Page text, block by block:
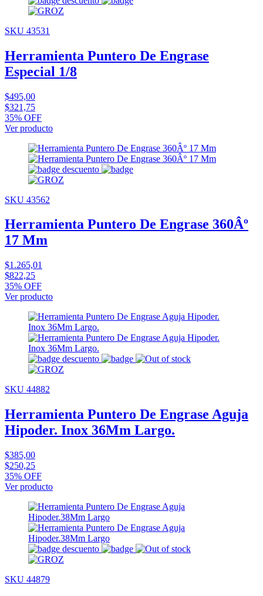
SKU 43531
Herramienta Puntero De Engrase
Especial 1/8
$495,00
$321,75
35% OFF
Ver producto
SKU 43562
Herramienta Puntero De Engrase 360Âº
17 Mm
$1.265,01
$822,25
35% OFF
Ver producto
SKU 44882
Herramienta Puntero De Engrase Aguja
Hipoder. Inox 36Mm Largo.
$385,00
$250,25
35% OFF
Ver producto
SKU 44879